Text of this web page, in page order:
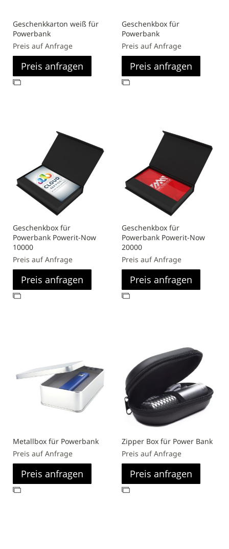
Geschenkkarton weiß für
Powerbank
Preis auf Anfrage
Preis anfragen
Zur
Geschenkbox für
Powerbank
Preis auf Anfrage
Preis anfragen
Zur
Geschenkbox für
Powerbank Powerit-Now
10000
Preis auf Anfrage
Preis anfragen
Zur
Geschenkbox für
Powerbank Powerit-Now
20000
Preis auf Anfrage
Preis anfragen
Zur
Metallbox für Powerbank
Preis auf Anfrage
Preis anfragen
Zur
Zipper Box für Power Bank
Preis auf Anfrage
Preis anfragen
Zur